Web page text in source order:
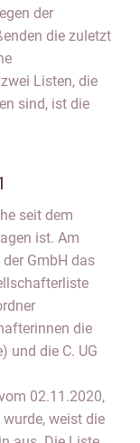
der
die zuletzt
Listen, die
sind, ist die
seit dem
ist. Am
GmbH das
die
und die C. UG
02.11.2020,
weist die